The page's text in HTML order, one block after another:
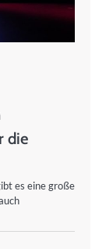
die
es eine große